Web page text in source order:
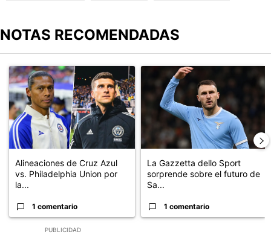
NOTAS RECOMENDADAS
PUBLICIDAD
Un artículo de tendencia con el título "Alineaciones de Cruz Azul
Alineaciones de Cruz Azul
vs. Philadelphia Union por
la...
1 comentario
Un artículo de tendencia con el
La Gazzetta dello Sport
sorprende sobre el futuro de
Sa...
1 comentario